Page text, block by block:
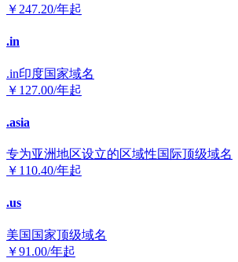
￥ 247.20/年起
.in
.in印度国家域名
￥ 127.00/年起
.asia
专为亚洲地区设立的区域性国际顶级域名
￥ 110.40/年起
.us
美国国家顶级域名
￥91.00/年起